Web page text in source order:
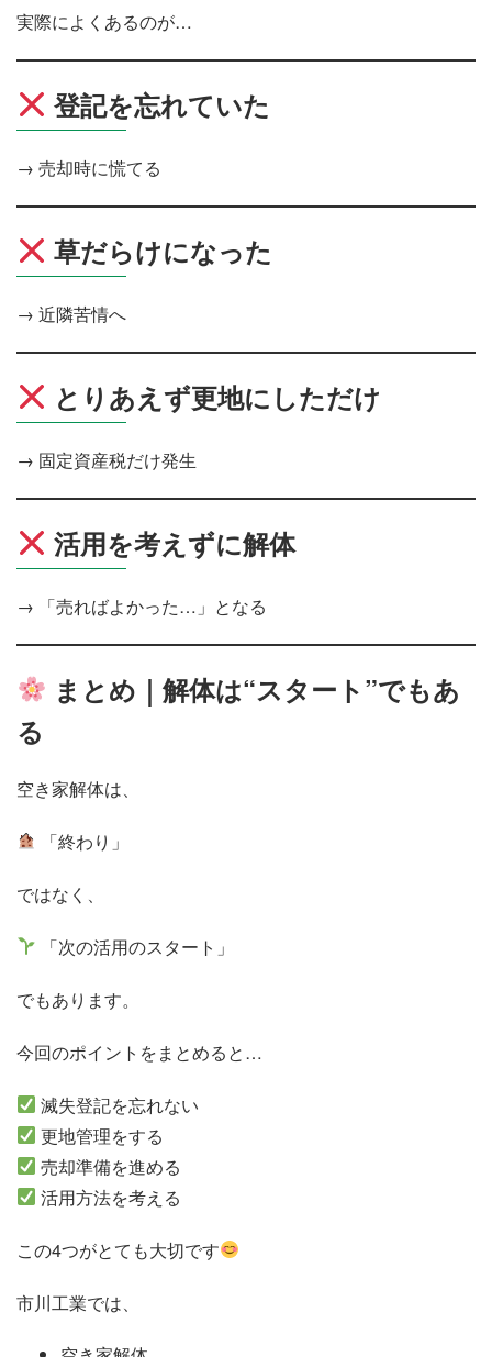
実際によくあるのが…
登記を忘れていた
→ 売却時に慌てる
草だらけになった
→ 近隣苦情へ
とりあえず更地にしただけ
→ 固定資産税だけ発生
活用を考えずに解体
→ 「売ればよかった…」となる
まとめ｜解体は“スタート”でもあ
る
空き家解体は、
「終わり」
ではなく、
「次の活用のスタート」
でもあります。
今回のポイントをまとめると…
滅失登記を忘れない
更地管理をする
売却準備を進める
活用方法を考える
この4つがとても大切です
市川工業では、